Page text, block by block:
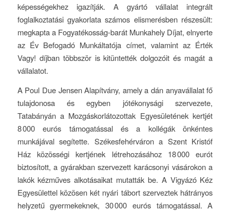
képességekhez igazítják. A gyártó vállalat integrált
foglalkoztatási gyakorlata számos elismerésben részesült:
megkapta a Fogyatékosság-barát Munkahely Díjat, elnyerte
az Év Befogadó Munkáltatója címet, valamint az Érték
Vagy! díjban többször is kitüntették dolgozóit és magát a
vállalatot.
A Poul Due Jensen Alapítvány, amely a dán anyavállalat fő
tulajdonosa és egyben jótékonysági szervezete,
Tatabányán a Mozgáskorlátozottak Egyesületének kertjét
8 000 eurós támogatással és a kollégák önkéntes
munkájával segítette. Székesfehérváron a Szent Kristóf
Ház közösségi kertjének létrehozásához 18 000 eurót
biztosított, a gyárakban szervezett karácsonyi vásárokon a
lakók kézműves alkotásaikat mutatták be. A Vigyázó Kéz
Egyesülettel közösen két nyári tábort szerveztek hátrányos
helyzetű gyermekeknek, 30 000 eurós támogatással. A